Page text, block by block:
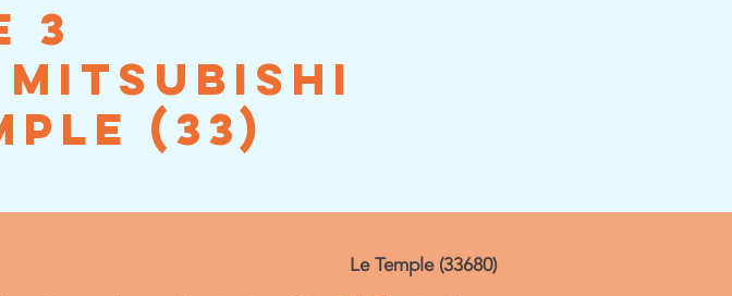
3
(33)
Le Temple (33680)